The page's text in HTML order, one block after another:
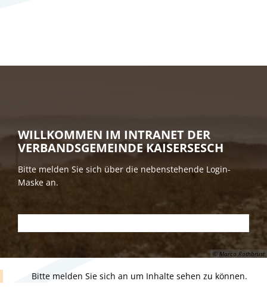
© Marco Rothbrust
WILLKOMMEN IM INTRANET DER
VERBANDSGEMEINDE KAISERSESCH
Bitte melden Sie sich über die nebenstehende Login-
Maske an.
Bitte melden Sie sich an um Inhalte sehen zu können.